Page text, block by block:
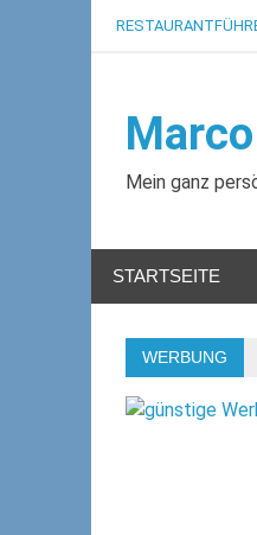
Mein ganz
STARTSEITE
WERBUNG